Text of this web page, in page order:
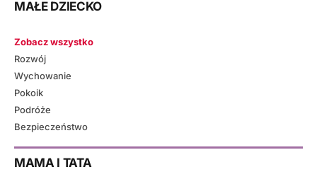
MAŁE DZIECKO
Zobacz wszystko
Rozwój
Wychowanie
Pokoik
Podróże
Bezpieczeństwo
MAMA I TATA